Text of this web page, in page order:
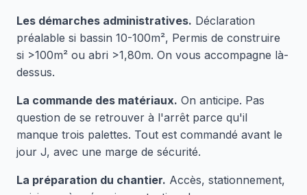
Les démarches administratives. Déclaration
préalable si bassin 10-100m², Permis de construire
si >100m² ou abri >1,80m. On vous accompagne là-
dessus.
La commande des matériaux. On anticipe. Pas
question de se retrouver à l'arrêt parce qu'il
manque trois palettes. Tout est commandé avant le
jour J, avec une marge de sécurité.
La préparation du chantier. Accès, stationnement,